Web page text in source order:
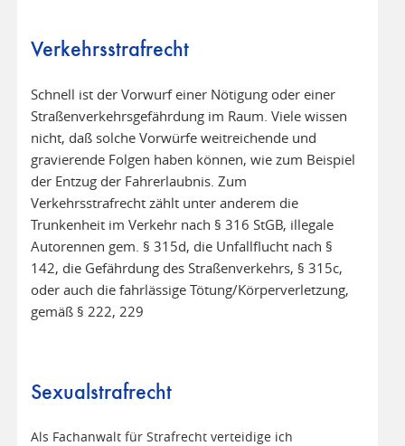
Verkehrsstrafrecht
Schnell ist der Vorwurf einer Nötigung oder einer
Straßenverkehrsgefährdung im Raum. Viele wissen
nicht, daß solche Vorwürfe weitreichende und
gravierende Folgen haben können, wie zum Beispiel
der Entzug der Fahrerlaubnis. Zum
Verkehrsstrafrecht zählt unter anderem die
Trunkenheit im Verkehr nach § 316 StGB, illegale
Autorennen gem. § 315d, die Unfallflucht nach §
142, die Gefährdung des Straßenverkehrs, § 315c,
oder auch die fahrlässige Tötung/Körperverletzung,
gemäß § 222, 229
Sexualstrafrecht
Als Fachanwalt für Strafrecht verteidige ich